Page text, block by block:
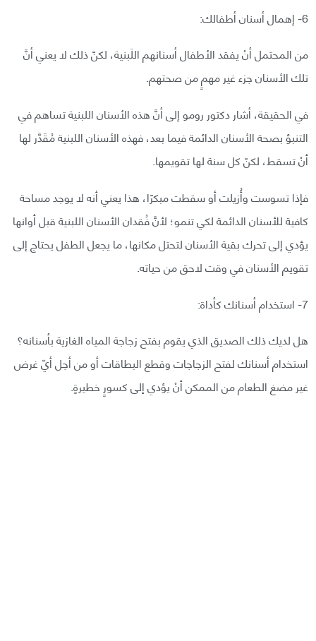
6- إهمال أسنان أطفالك:
من المحتمل أنْ يفقد الأطفال أسنانهم اللَبنية، لكنّ ذلك لا يعني أنَّ
تلك الأسنان جزء غير مهمٍ من صحتهم.
في الحقيقة، أشار دكتور رومو إلى أنَّ هذه الأسنان اللبنية تساهم في
التنبؤ بصحة الأسنان الدائمة فيما بعد، فهذه الأسنان اللبنية مُقَدَّر لها
أنْ تسقط، لكنّ كل سنة لها تقويمها.
فإذا تسوست وأُزيلت أو سقطت مبكرًا، هذا يعني أنه لا يوجد مساحة
كافية للأسنان الدائمة لكي تنمو؛ لأنَّ فُقدان الأسنان اللبنية قبل أوانها
يؤدي إلى تحرك بقية الأسنان لتحتل مكانها، ما يجعل الطفل يحتاج إلى
تقويم الأسنان في وقت لاحق من حياته.
7- استخدام أسنانك كأداة:
هل لديك ذلك الصديق الذي يقوم بفتح زجاجة المياه الغازية بأسنانه؟
استخدام أسنانك لفتح الزجاجات وقطع البطاقات أو من أجل أيّ غرض
غير مضغ الطعام من الممكن أنْ يؤدي إلى كسورٍ خطيرةٍ.